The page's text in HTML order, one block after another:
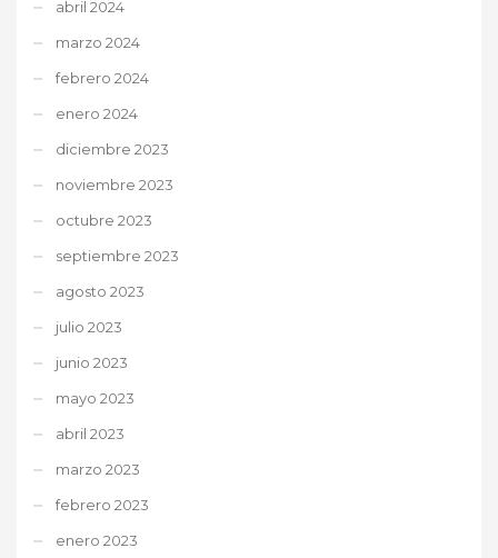
abril 2024
marzo 2024
febrero 2024
enero 2024
diciembre 2023
noviembre 2023
octubre 2023
septiembre 2023
agosto 2023
julio 2023
junio 2023
mayo 2023
abril 2023
marzo 2023
febrero 2023
enero 2023